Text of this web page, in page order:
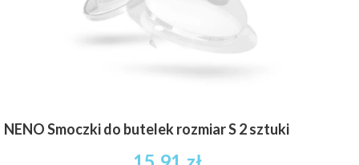
NENO Smoczki do butelek rozmiar S 2 sztuki